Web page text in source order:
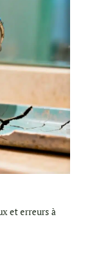
et erreurs à